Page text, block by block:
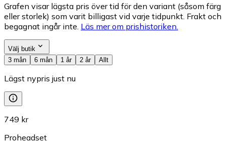
Grafen visar lägsta pris över tid för den variant (såsom färg
eller storlek) som varit billigast vid varje tidpunkt. Frakt och
begagnat ingår inte. Läs mer om prishistoriken.
Välj butik
3 mån
6 mån 1 år 2 år Allt
Lägst nypris just nu
749 kr
Proheadset